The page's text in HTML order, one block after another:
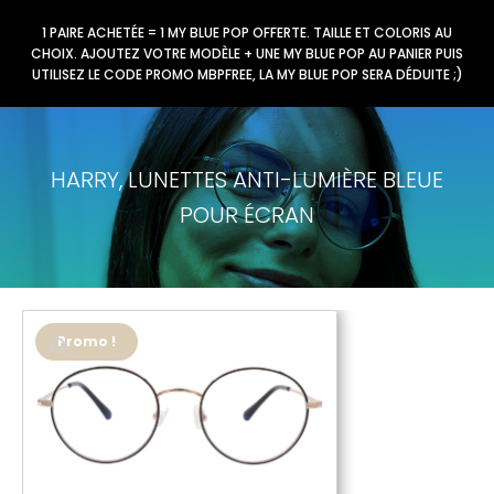
1 PAIRE ACHETÉE = 1 MY BLUE POP OFFERTE. TAILLE ET COLORIS AU
CHOIX. AJOUTEZ VOTRE MODÈLE + UNE MY BLUE POP AU PANIER PUIS
UTILISEZ LE CODE PROMO MBPFREE, LA MY BLUE POP SERA DÉDUITE ;)
HARRY, LUNETTES ANTI-LUMIÈRE BLEUE
POUR ÉCRAN
Promo !